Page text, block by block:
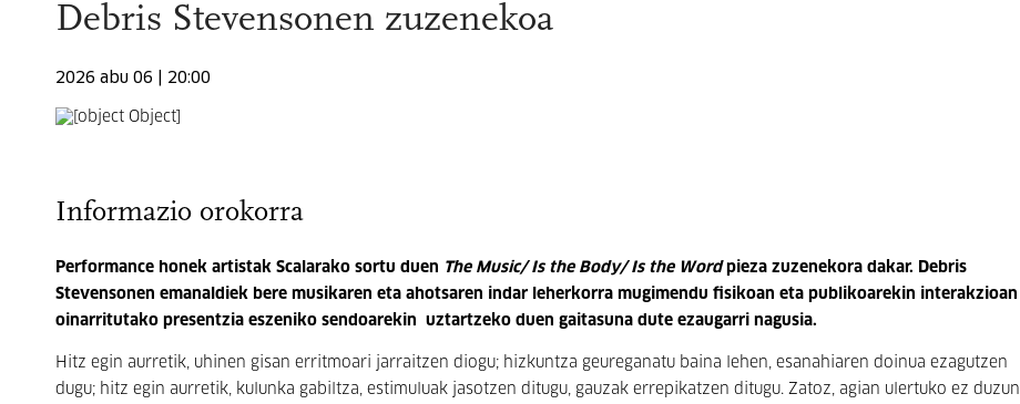
Debris Stevensonen zuzenekoa
2026 abu 06 | 20:00
Informazio orokorra
Performance honek artistak Scalarako sortu duen The Music/ Is the Body/ Is the Wordpieza zuzenekora dakar. Debris
Stevensonen emanaldiek bere musikaren eta ahotsaren indar leherkorra mugimendu fisikoan eta publikoarekin interakzioan
oinarritutako presentzia eszeniko sendoarekin uztartzeko duen gaitasuna dute ezaugarri nagusia.
Hitz egin aurretik, uhinen gisan erritmoari jarraitzen diogu; hizkuntza geureganatu baina lehen, esanahiaren doinua ezagutzen
dugu; hitz egin aurretik, kulunka gabiltza, estimuluak jasotzen ditugu, gauzak errepikatzen ditugu. Zatoz, agian ulertuko ez duzun